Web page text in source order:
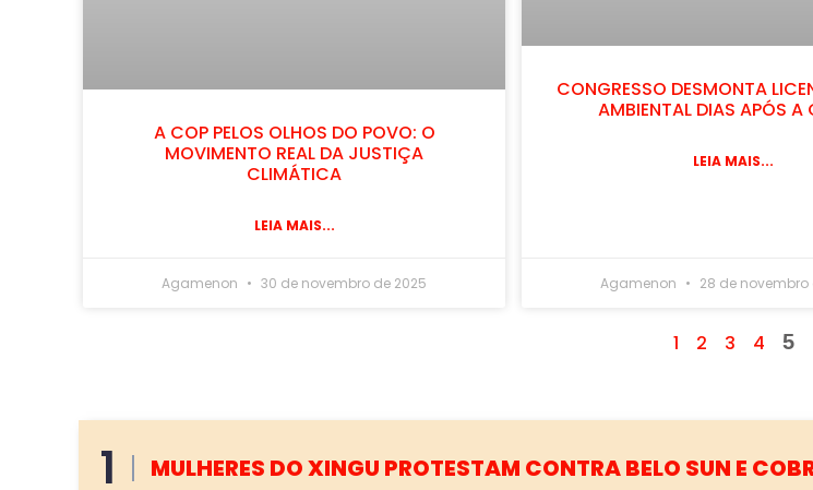
A COP PELOS OLHOS DO POVO: O
MOVIMENTO REAL DA JUSTIÇA
CLIMÁTICA
LEIA MAIS...
Agamenon 30 de novembro de 2025
CONGRESSO DESMONTA
AMBIENTAL DIAS APÓS A
LEIA MAIS...
Agamenon 28 de novembro
1 2 3 4 5
2 70 PROJETOS NOCIVOS AO MEIO AMBIENTE TRAMITAM